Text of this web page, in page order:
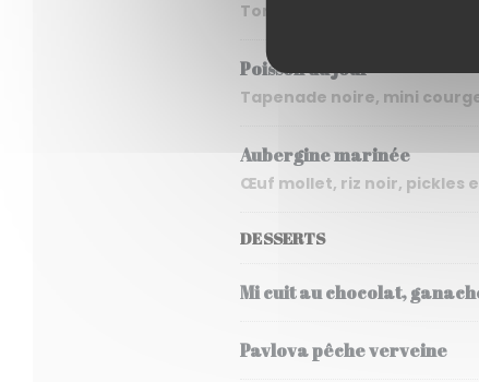
Tomates cerises rôties,
Poisson du jour
Tapenade noire, mini
Aubergine marinée
Œuf mollet, riz noir, pickles
DESSERTS
Mi cuit au chocolat,
Pavlova pêche verveine